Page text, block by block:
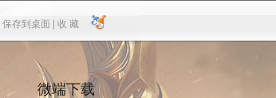
保存到桌面 |
保存到桌面 收 藏
收 藏
微端下载